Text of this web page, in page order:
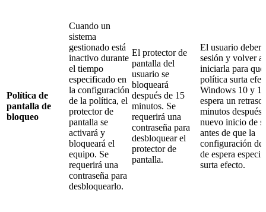
Política de
pantalla de
bloqueo
Cuando un
sistema
gestionado está
inactivo durante
el tiempo
especificado en
la configuración
de la política, el
protector de
pantalla se
activará y
bloqueará el
equipo. Se
requerirá una
contraseña para
desbloquearlo.
El protector de
pantalla del
usuario se
bloqueará
después de 15
minutos. Se
requerirá una
contraseña para
desbloquear el
protector de
pantalla.
El usuario
sesión y volver a
iniciarla para que
política surta
Windows 10 y
espera un retraso
minutos después
nuevo inicio de
antes de que la
configuración de
de espera
surta efecto.